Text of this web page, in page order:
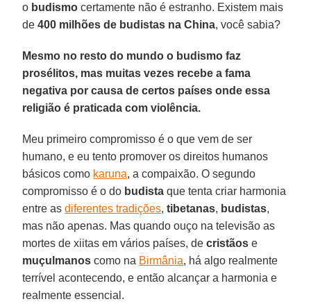
o budismo certamente não é estranho. Existem mais
de400 milhões de budistas na China, você sabia?
Mesmo no resto do mundo o budismo faz
prosélitos, mas muitas vezes recebe a fama
negativa por causa de certos países onde essa
religião é praticada com violência.
Meu primeiro compromisso é o que vem de ser
humano, e eu tento promover os direitos humanos
básicos como karuna, a compaixão. O segundo
compromisso é o do budista que tenta criar harmonia
entre asdiferentes tradições,tibetanas, budistas,
mas não apenas. Mas quando ouço na televisão as
mortes de xiitas em vários países, decristãos e
muçulmanos como na Birmânia, há algo realmente
terrível acontecendo, e então alcançar a harmonia e
realmente essencial.